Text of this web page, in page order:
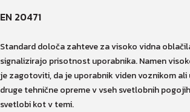
EN 20471
Standard določa zahteve za visoko vidna
signalizirajo prisotnost uporabnika. Namen
je zagotoviti, da je uporabnik viden voznikom ali
druge tehnične opreme v vseh svetlobnih
svetlobi kot v temi.